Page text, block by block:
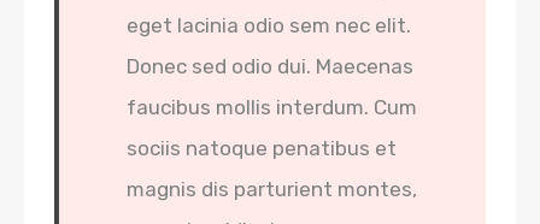
eget lacinia odio sem nec elit.
Donec sed odio dui. Maecenas
faucibus mollis interdum. Cum
sociis natoque penatibus et
magnis dis parturient montes,